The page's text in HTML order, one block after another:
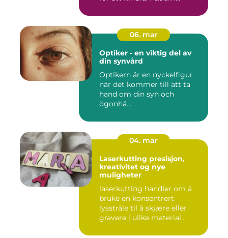
06. mar
Optiker - en viktig del av
din synvård
Optikern är en nyckelfigur
när det kommer till att ta
hand om din syn och
ögonhä...
04. mar
Laserkutting presisjon,
kreativitet og nye
muligheter
laserkutting handler om å
bruke en konsentrert
lysstråle til å skjære eller
gravere i ulike material...